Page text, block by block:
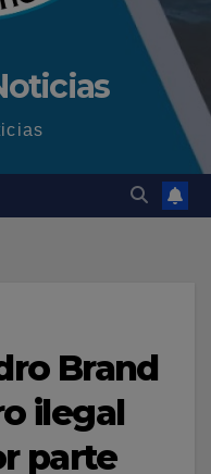
Brand
ilegal
parte